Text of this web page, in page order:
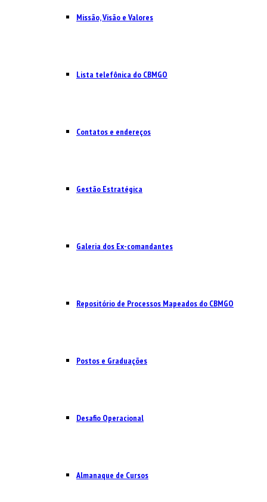
Missão, Visão e Valores
Lista telefônica do CBMGO
Contatos e endereços
Gestão Estratégica
Galeria dos Ex-comandantes
Repositório de Processos Mapeados do CBMGO
Postos e Graduações
Desafio Operacional
Almanaque de Cursos